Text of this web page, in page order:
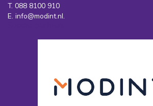
T. 088 8100 910
E. info@modint.nl.